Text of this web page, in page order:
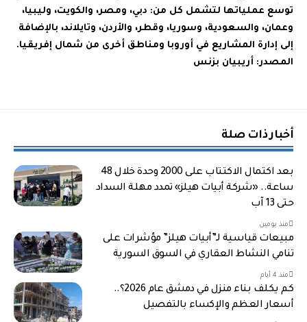
توسع عملياتها لتشمل كل من: دبي، ومصر، والكويت، وليبيا،
وعمان، والسعودية، وسوريا، وقطر، والأردن، وتايلاند، بالإضافة
إلى إدارة المشاريع في أوروبا ومناطق أخرى من شمال إفريقيا.
المصدر: أريبيان بزنس
أخبار ذات صلة
بعد اكتمال الاكتتاب على 2000 وحدة خلال 48
ساعة.. «شركة أبيات هيلز» تمدد مهلة السداد
حتى 13 آب
منذ يومين
مبيعات قياسية لـ”أبيات هيلز” مؤشرات على
تنامي النشاط العقاري في السوق السورية
منذ 4 أيام
كم يكلف بناء منزل في دمشق عام 2026؟..
أسعار العظم والإكساء بالتفصيل